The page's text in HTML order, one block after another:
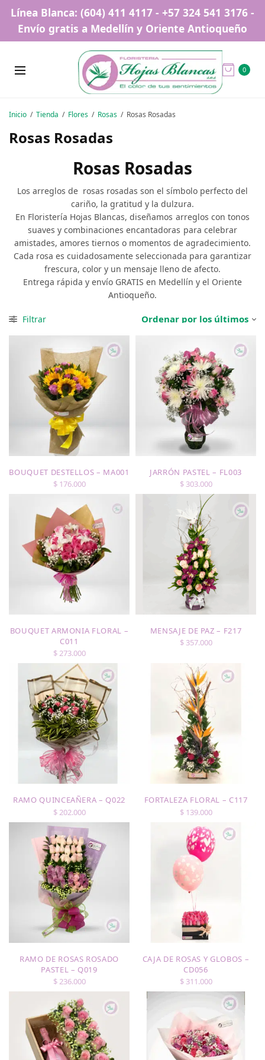
Línea Blanca: (604) 411 4117 - +57 324 541 3176 -
Envío gratis a Medellín y Oriente Antioqueño
0
Inicio / Tienda / Flores / Rosas / Rosas Rosadas
Rosas Rosadas
Rosas Rosadas
Los arreglos de rosas rosadas son el símbolo perfecto del
cariño, la gratitud y la dulzura.
En Floristería Hojas Blancas, diseñamos arreglos con tonos
suaves y combinaciones encantadoras para celebrar
amistades, amores tiernos o momentos de agradecimiento.
Cada rosa es cuidadosamente seleccionada para garantizar
frescura, color y un mensaje lleno de afecto.
Entrega rápida y envío GRATIS en Medellín y el Oriente
Antioqueño.
Filtrar
BOUQUET DESTELLOS – MA001
$176.000
JARRÓN PASTEL – FL003
$303.000
BOUQUET ARMONIA FLORAL –
C011
$273.000
MENSAJE DE PAZ – F217
$357.000
RAMO QUINCEAÑERA – Q022
$202.000
FORTALEZA FLORAL – C117
$139.000
RAMO DE ROSAS ROSADO
PASTEL – Q019
$236.000
CAJA DE ROSAS Y GLOBOS –
CD056
$311.000